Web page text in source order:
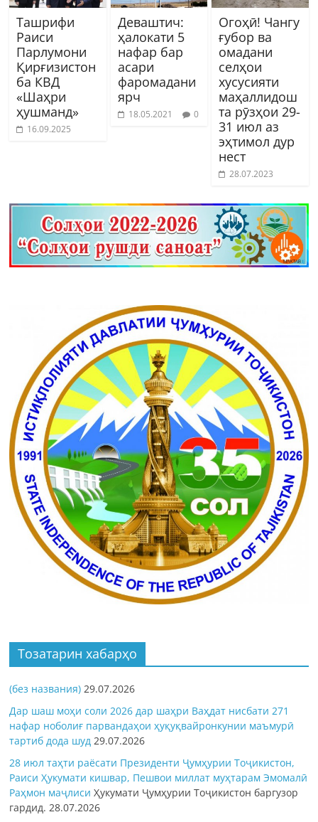
Ташрифи
Раиси
Парлумони
Қирғизистон
ба КВД
«Шаҳри
ҳушманд»
16.09.2025
Деваштич:
ҳалокати 5
нафар бар
асари
фаромадани
ярч
18.05.2021 0
Огоҳӣ! Чангу
ғубор ва
омадани
селҳои
хусусияти
маҳаллидош
та рӯзҳои 29-
31 июл аз
эҳтимол дур
нест
28.07.2023
Тозатарин хабарҳо
(без названия) 29.07.2026
Дар шаш моҳи соли 2026 дар шаҳри Ваҳдат нисбати 271
нафар ноболиғ парвандаҳои ҳуқуқвайронкунии маъмурӣ
тартиб дода шуд 29.07.2026
28 июл таҳти раёсати Президенти Ҷумҳурии Тоҷикистон,
Раиси Ҳукумати кишвар, Пешвои миллат муҳтарам Эмомалӣ
Раҳмон маҷлисиҲукумати Ҷумҳурии Тоҷикистон баргузор
гардид.28.07.2026